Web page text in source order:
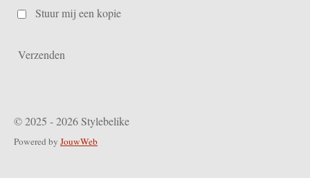
Stuur mij een kopie
Verzenden
© 2025 - 2026 Stylebelike
Powered by JouwWeb